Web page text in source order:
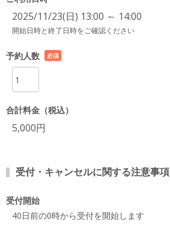
2025/11/23(日) 13:00 ～ 14:00
開始日時と終了日時をご確認ください
予約人数
必須
合計料金（税込）
5,000円
受付・キャンセルに関する注意事項
受付開始
40日前の0時から受付を開始します